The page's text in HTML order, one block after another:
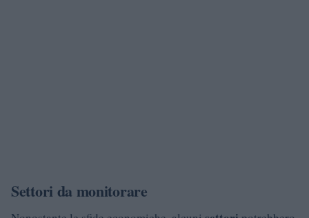
Settori da monitorare